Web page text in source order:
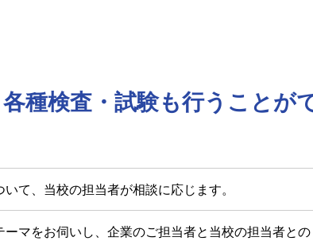
種検査・試験も行うことが
て、当校の担当者が相談に応じます。
マをお伺いし、企業のご担当者と当校の担当者との